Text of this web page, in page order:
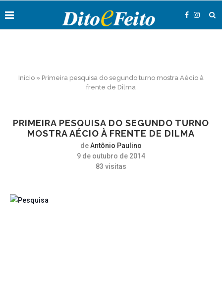
Início » Primeira pesquisa do segundo turno mostra Aécio à
frente de Dilma
PRIMEIRA PESQUISA DO SEGUNDO TURNO
MOSTRA AÉCIO À FRENTE DE DILMA
deAntônio Paulino
9 de outubro de 2014
83 visitas